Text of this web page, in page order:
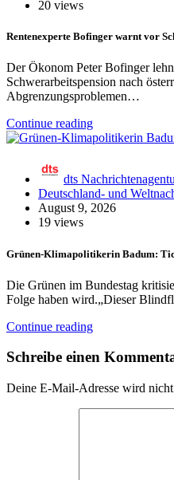
20 views
Rentenexperte Bofinger warnt vor
Der Ökonom Peter Bofinger
Schwerarbeitspension nach
Abgrenzungsproblemen…
Continue reading
dts
Deutschland- und
August 9, 2026
19 views
Grünen-Klimapolitikerin Badum:
Die Grünen im Bundestag
Folge haben wird.„Dieser
Continue reading
Schreibe einen
Deine E-Mail-Adresse wird